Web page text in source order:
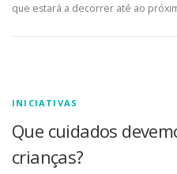
que estará a decorrer até ao
INICIATIVAS
Que cuidados
crianças?